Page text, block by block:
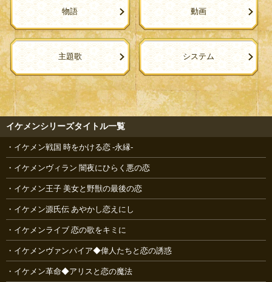
物語 動画
主題歌 システム
イケメンシリーズタイトル一覧
イケメン戦国 時をかける恋 -永縁-
イケメンヴィラン 闇夜にひらく悪の恋
イケメン王子 美女と野獣の最後の恋
イケメン源氏伝 あやかし恋えにし
イケメンライブ 恋の歌をキミに
イケメンヴァンパイア◆偉人たちと恋の誘惑
イケメン革命◆アリスと恋の魔法